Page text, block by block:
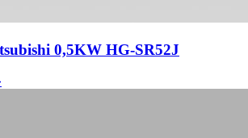
0,5KW HG-SR52J